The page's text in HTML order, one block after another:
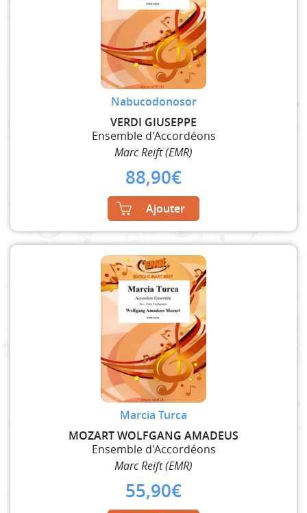
Nabucodonosor
VERDI GIUSEPPE
Ensemble d'Accordéons
Marc Reift (EMR)
88,90€
Ajouter
Marcia Turca
MOZART WOLFGANG AMADEUS
Ensemble d'Accordéons
Marc Reift (EMR)
55,90€